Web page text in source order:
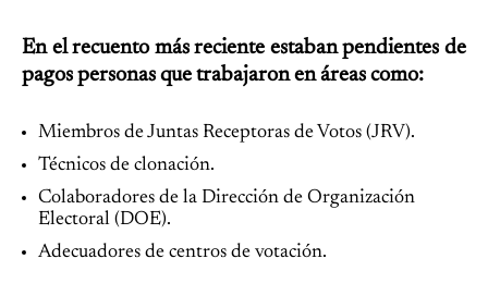
En el recuento más reciente estaban pendientes de
pagos personas que trabajaron en áreas como:
Miembros de Juntas Receptoras de Votos (JRV).
Técnicos de clonación.
Colaboradores de la Dirección de Organización
Electoral (DOE).
Adecuadores de centros de votación.